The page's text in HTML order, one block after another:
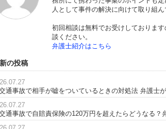
運営者情報
務所にて携わった事案
人として事件の解決に
初回相談は無料でお受